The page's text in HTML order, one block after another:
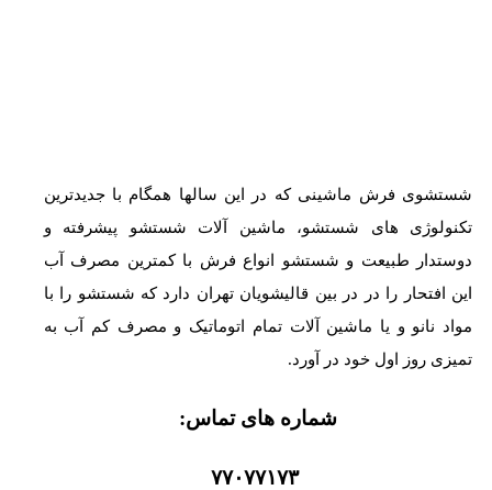
شستشوی فرش ماشینی که در این سالها همگام با جدیدترین
تکنولوژی های شستشو، ماشین آلات شستشو پیشرفته و
دوستدار طبیعت و شستشو انواع فرش با کمترین مصرف آب
این افتحار را در در بین قالیشویان تهران دارد که شستشو را با
مواد نانو و یا ماشین آلات تمام اتوماتیک و مصرف کم آب به
تمیزی روز اول خود در آورد.
شماره های تماس:
۷۷۰۷۷۱۷۳